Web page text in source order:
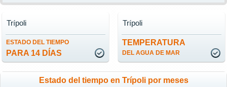
ESTADO DEL TIEMPO
PARA 14 DÍAS
Trípoli
TEMPERATURA
DEL AGUA DE MAR
Trípoli
Estado del tiempo en Trípoli por meses